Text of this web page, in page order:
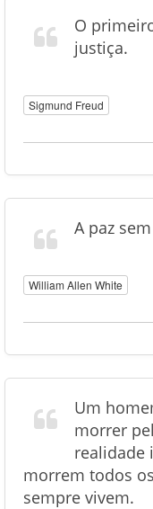
O
justiça.
Sigmund Freud
A paz
William Allen White
Um
morrer
realidade
morrem todos
sempre vivem.